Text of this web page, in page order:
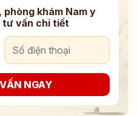
khám Nam y
tư vấn chi tiết
NGAY